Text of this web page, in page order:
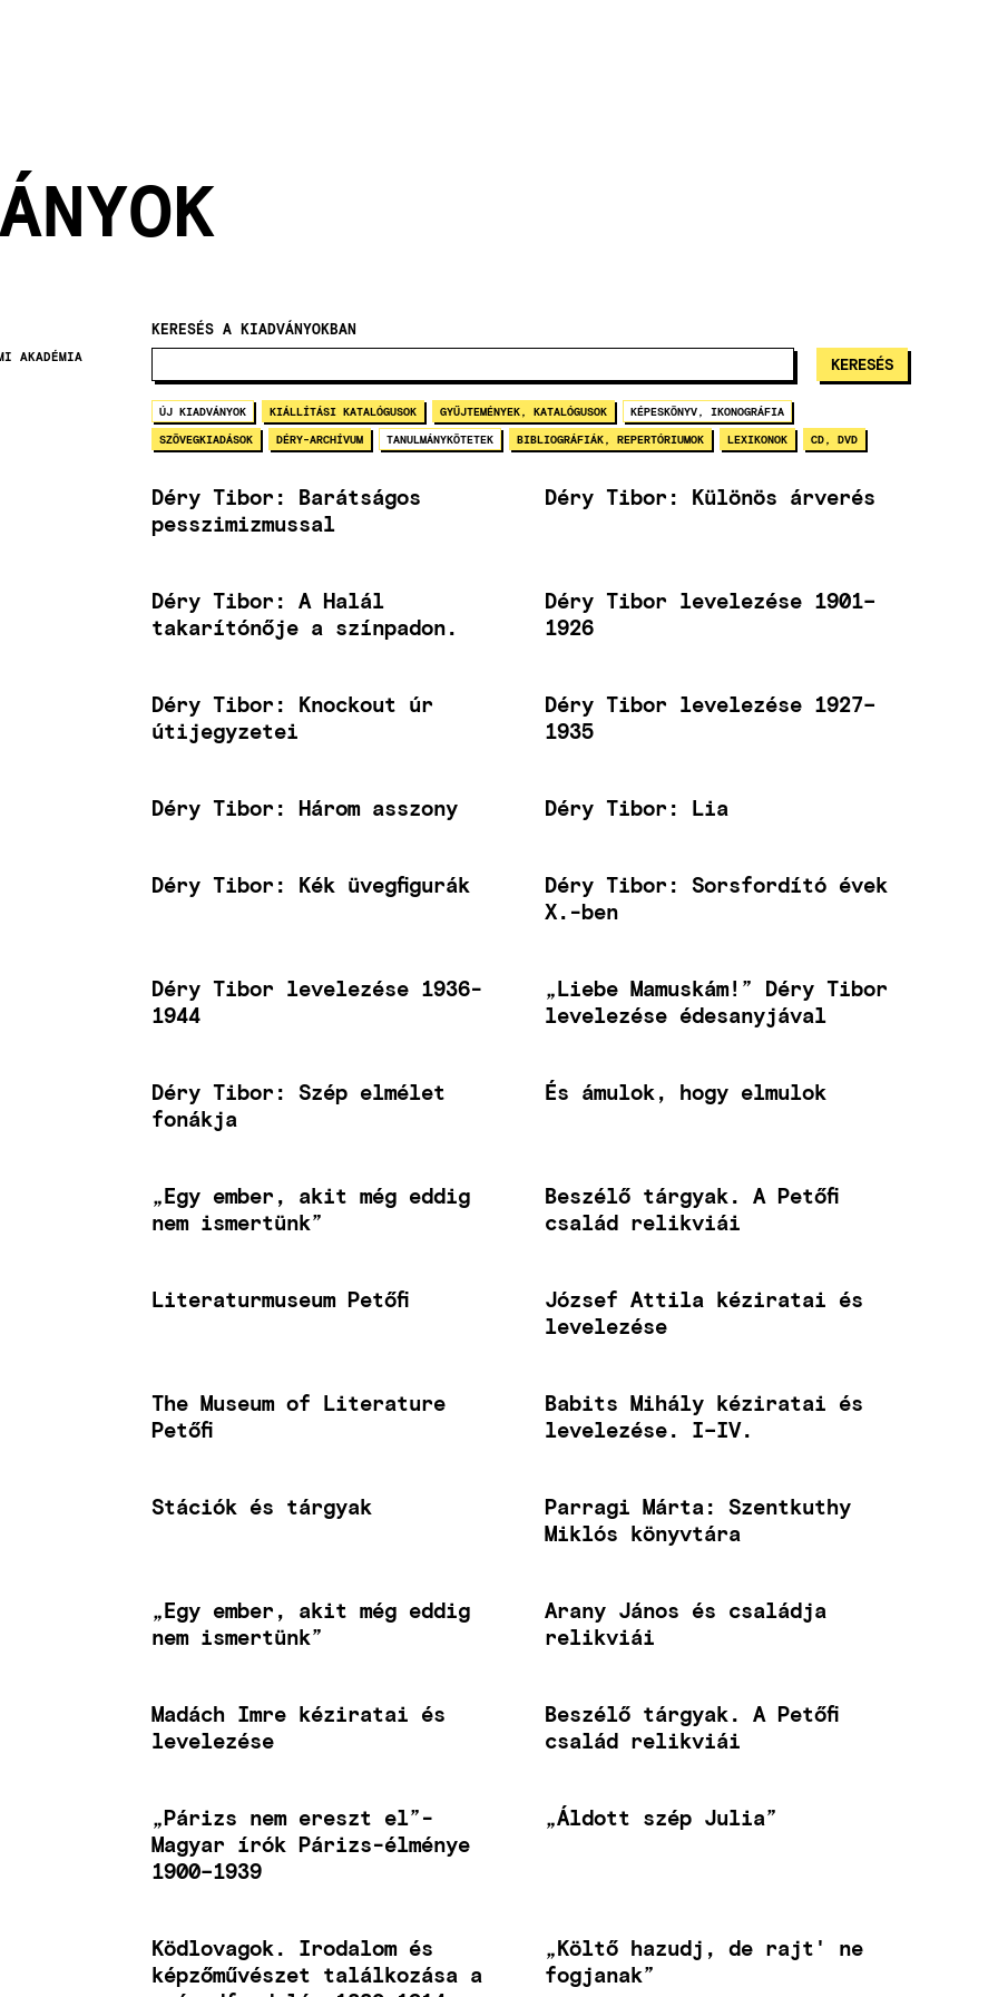
AKADÉMIA
KERESÉS A KIADVÁNYOKBAN
ÚJ KIADVÁNYOK KIÁLLÍTÁSI KATALÓGUSOK GYŰJTEMÉNYEK, KATALÓGUSOK KÉPESKÖNYV, IKONOGRÁFIA
SZÖVEGKIADÁSOK DÉRY-ARCHÍVUM TANULMÁNYKÖTETEK BIBLIOGRÁFIÁK, REPERTÓRIUMOK LEXIKONOK CD, DVD
Déry Tibor: Barátságos
pesszimizmussal
Déry Tibor: Különös árverés
Déry Tibor: A Halál
takarítónője a színpadon.
Déry Tibor levelezése 1901–
1926
Déry Tibor: Knockout úr
útijegyzetei
Déry Tibor levelezése 1927–
1935
Déry Tibor: Három asszony Déry Tibor: Lia
Déry Tibor: Kék üvegfigurák
Déry Tibor: Sorsfordító évek
X.-ben
Déry Tibor levelezése 1936-
1944
„Liebe Mamuskám!” Déry Tibor
levelezése édesanyjával
Déry Tibor: Szép elmélet
fonákja
És ámulok, hogy elmulok
„Egy ember, akit még eddig
nem ismertünk”
Beszélő tárgyak. A Petőfi
család relikviái
Literaturmuseum Petőfi
József Attila kéziratai és
levelezése
The Museum of Literature
Petőfi
Babits Mihály kéziratai és
levelezése. I–IV.
Stációk és tárgyak
Parragi Márta: Szentkuthy
Miklós könyvtára
„Egy ember, akit még eddig
nem ismertünk”
Arany János és családja
relikviái
Madách Imre kéziratai és
levelezése
Beszélő tárgyak. A Petőfi
család relikviái
„Párizs nem ereszt el”-
Magyar írók Párizs-élménye
1900–1939
„Áldott szép Julia”
Ködlovagok. Irodalom és
képzőművészet találkozása a
„Költő hazudj, de rajt' ne
fogjanak”